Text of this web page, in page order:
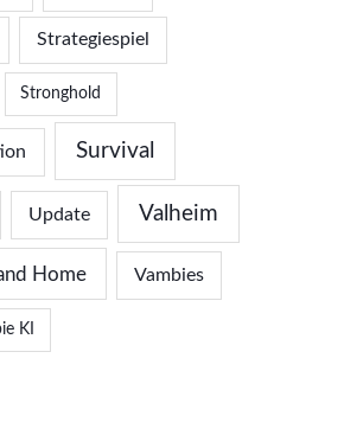
Strategiespiel
Stronghold
Survival
Update Valheim
Home Vambies
KI